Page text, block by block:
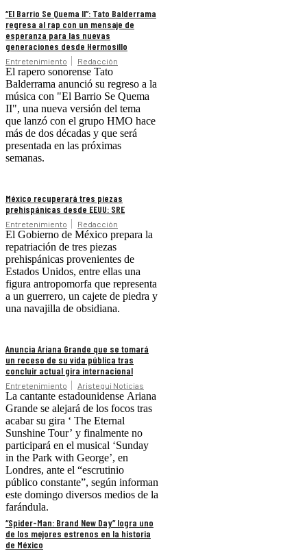
“El Barrio Se Quema II”: Tato Balderrama
regresa al rap con un mensaje de
esperanza para las nuevas
generaciones desde Hermosillo
Entretenimiento Redacción
El rapero sonorense Tato
Balderrama anunció su regreso a la
música con "El Barrio Se Quema
II", una nueva versión del tema
que lanzó con el grupo HMO hace
más de dos décadas y que será
presentada en las próximas
semanas.
México recuperará tres piezas
prehispánicas desde EEUU: SRE
Entretenimiento Redacción
El Gobierno de México prepara la
repatriación de tres piezas
prehispánicas provenientes de
Estados Unidos, entre ellas una
figura antropomorfa que representa
a un guerrero, un cajete de piedra y
una navajilla de obsidiana.
Anuncia Ariana Grande que se tomará
un receso de su vida pública tras
concluir actual gira internacional
Entretenimiento Aristegui Noticias
La cantante estadounidense Ariana
Grande se alejará de los focos tras
acabar su gira ‘ The Eternal
Sunshine Tour’ y finalmente no
participará en el musical ‘Sunday
in the Park with George’, en
Londres, ante el “escrutinio
público constante”, según informan
este domingo diversos medios de la
farándula.
“Spider-Man: Brand New Day” logra uno
de los mejores estrenos en la historia
de México